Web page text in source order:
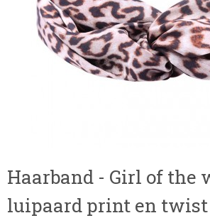
Haarband - Girl of the
luipaard print en twist